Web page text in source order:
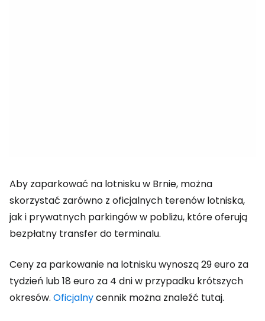
Aby zaparkować na lotnisku w Brnie, można
skorzystać zarówno z oficjalnych terenów lotniska,
jak i prywatnych parkingów w pobliżu, które oferują
bezpłatny transfer do terminalu.
Ceny za parkowanie na lotnisku wynoszą 29 euro za
tydzień lub 18 euro za 4 dni w przypadku krótszych
okresów. Oficjalnycennik można znaleźć tutaj.